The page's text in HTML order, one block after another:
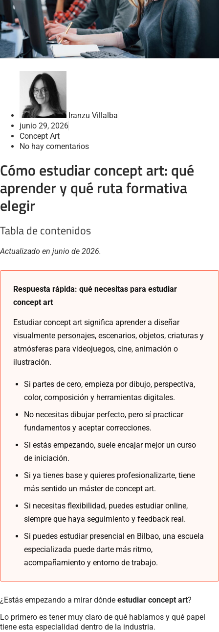
Iranzu Villalba
junio 29, 2026
Concept Art
No hay comentarios
Cómo estudiar concept art: qué
aprender y qué ruta formativa
elegir
Tabla de contenidos
Actualizado en junio de 2026.
Respuesta rápida: qué necesitas para estudiar
concept art
Estudiar concept art significa aprender a diseñar
visualmente personajes, escenarios, objetos, criaturas y
atmósferas para videojuegos, cine, animación o
ilustración.
Si partes de cero, empieza por dibujo, perspectiva,
color, composición y herramientas digitales.
No necesitas dibujar perfecto, pero sí practicar
fundamentos y aceptar correcciones.
Si estás empezando, suele encajar mejor un curso
de iniciación.
Si ya tienes base y quieres profesionalizarte, tiene
más sentido un máster de concept art.
Si necesitas flexibilidad, puedes estudiar online,
siempre que haya seguimiento y feedback real.
Si puedes estudiar presencial en Bilbao, una escuela
especializada puede darte más ritmo,
acompañamiento y entorno de trabajo.
¿Estás empezando a mirar dónde estudiar concept art?
Lo primero es tener muy claro de qué hablamos y qué papel
tiene esta especialidad dentro de la industria.